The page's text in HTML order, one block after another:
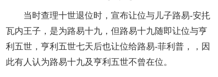
当时查理十世退位时，宣布让位与儿子路易-安扥
瓦内王子，是为路易十九，但路易十九随即让位与亨
利五世，亨利五世七天后也让位给路易-菲利普，，因
此有人认为路易十九及亨利五世不曾在位。